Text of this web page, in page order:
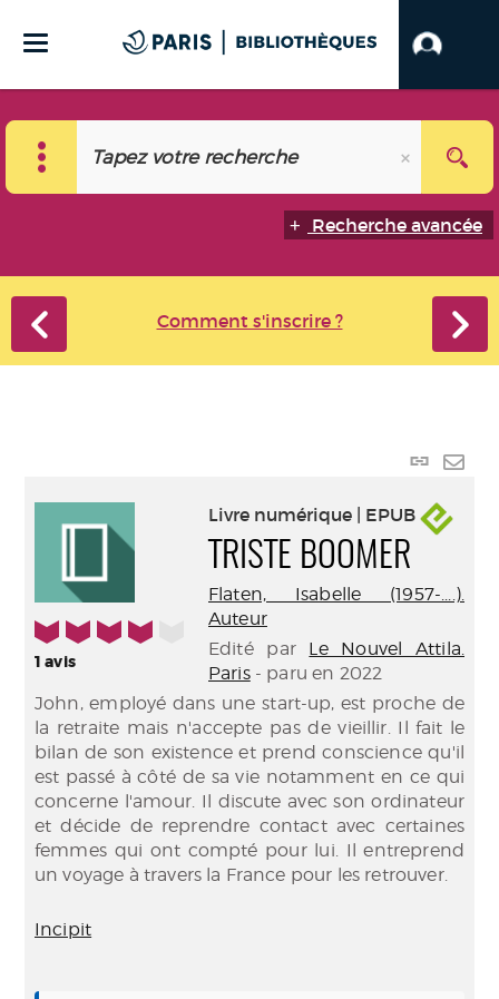
Recherche avancée
Comment s'inscrire ?
Lien
4/5
1avis
Livre numérique | EPUB
TRISTE BOOMER
Flaten, Isabelle (1957-....).
Auteur
Edité par Le Nouvel Attila.
Paris- paru en 2022
John, employé dans une start-up, est proche de
la retraite mais n'accepte pas de vieillir. Il fait le
bilan de son existence et prend conscience qu'il
est passé à côté de sa vie notamment en ce qui
concerne l'amour. Il discute avec son ordinateur
et décide de reprendre contact avec certaines
femmes qui ont compté pour lui. Il entreprend
un voyage à travers la France pour les retrouver.
Incipit